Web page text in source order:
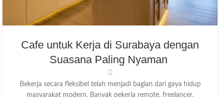
Cafe untuk Kerja di Surabaya dengan
Suasana Paling Nyaman
Bekerja secara fleksibel telah menjadi bagian dari gaya hidup
masyarakat modern. Banyak pekerja remote, freelancer,